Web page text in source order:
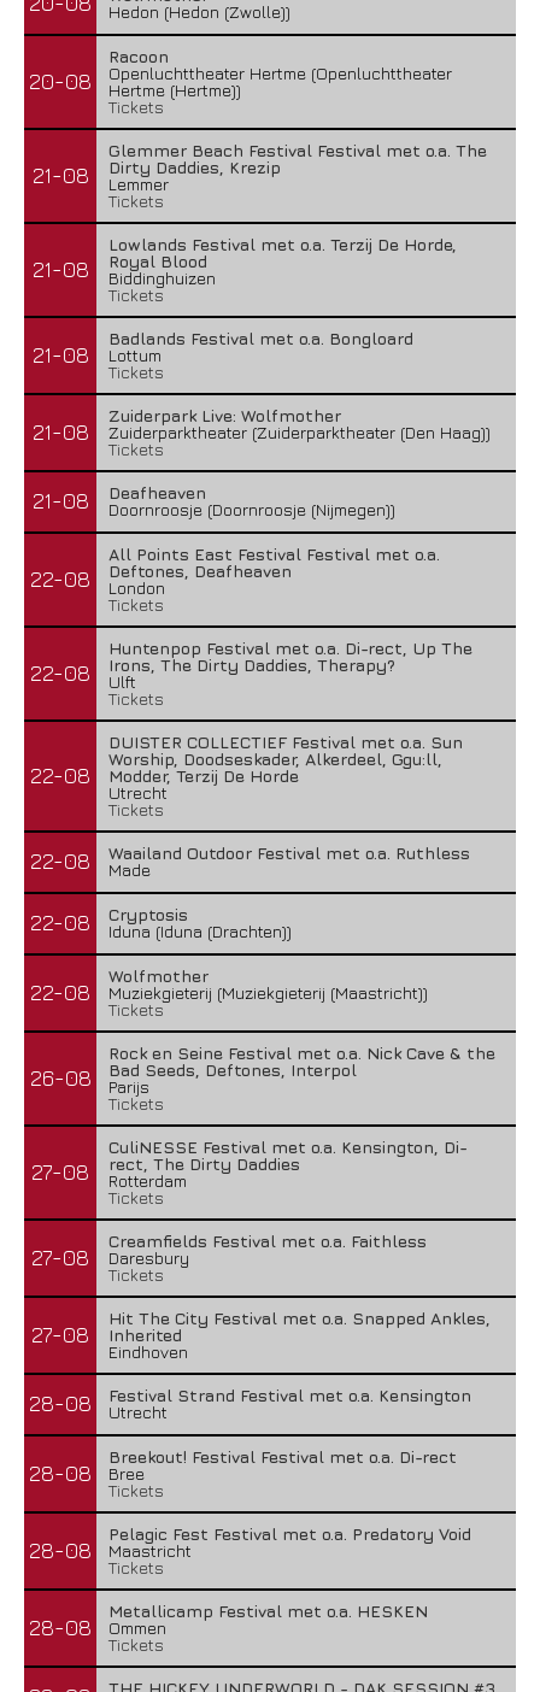
Hedon (Hedon (Zwolle))
20-08
Racoon
Openluchttheater Hertme (Openluchttheater
Hertme (Hertme))
Tickets
21-08
Glemmer Beach Festival Festival met o.a. The
Dirty Daddies, Krezip
Lemmer
Tickets
21-08
Lowlands Festival met o.a. Terzij De Horde,
Royal Blood
Biddinghuizen
Tickets
21-08
Badlands Festival met o.a. Bongloard
Lottum
Tickets
21-08
Zuiderpark Live: Wolfmother
Zuiderparktheater (Zuiderparktheater (Den Haag))
Tickets
21-08
Deafheaven
Doornroosje (Doornroosje (Nijmegen))
22-08
All Points East Festival Festival met o.a.
Deftones, Deafheaven
London
Tickets
22-08
Huntenpop Festival met o.a. Di-rect, Up The
Irons, The Dirty Daddies, Therapy?
Ulft
Tickets
22-08
DUISTER COLLECTIEF Festival met o.a. Sun
Worship, Doodseskader, Alkerdeel, Ggu:ll,
Modder, Terzij De Horde
Utrecht
Tickets
22-08
Waailand Outdoor Festival met o.a. Ruthless
Made
22-08
Cryptosis
Iduna (Iduna (Drachten))
22-08
Wolfmother
Muziekgieterij (Muziekgieterij (Maastricht))
Tickets
26-08
Rock en Seine Festival met o.a. Nick Cave & the
Bad Seeds, Deftones, Interpol
Parijs
Tickets
27-08
CuliNESSE Festival met o.a. Kensington, Di-
rect, The Dirty Daddies
Rotterdam
Tickets
27-08
Creamfields Festival met o.a. Faithless
Daresbury
Tickets
27-08
Hit The City Festival met o.a. Snapped Ankles,
Inherited
Eindhoven
28-08
Festival Strand Festival met o.a. Kensington
Utrecht
28-08
Breekout! Festival Festival met o.a. Di-rect
Bree
Tickets
28-08
Pelagic Fest Festival met o.a. Predatory Void
Maastricht
Tickets
28-08
Metallicamp Festival met o.a. HESKEN
Ommen
Tickets
THE HICKEY UNDERWORLD - DAK SESSION #3